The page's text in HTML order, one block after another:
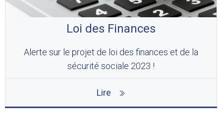
Loi des Finances
Alerte sur le projet de loi des finances et de la
sécurité sociale 2023 !
Lire